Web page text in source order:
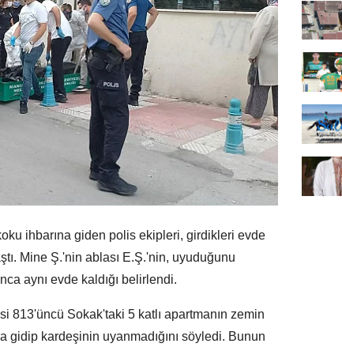
ihbarına giden polis ekipleri, girdikleri evde
Mine Ş.'nin ablası E.Ş.'nin, uyuduğunu
aynı evde kaldığı belirlendi.
813'üncü Sokak'taki 5 katlı apartmanın zemin
gidip kardeşinin uyanmadığını söyledi. Bunun